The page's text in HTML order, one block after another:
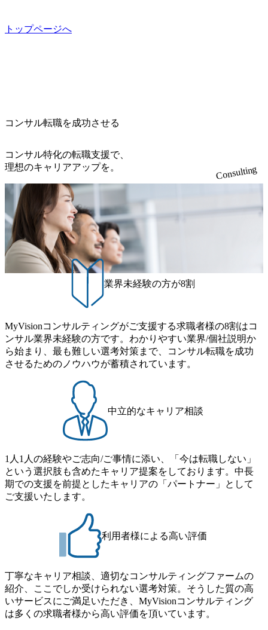
トップページへ
コンサル転職を成功させる
コンサル特化の転職支援で、
理想のキャリアアップを。
Consulting
業界未経験の方が8割
MyVisionコンサルティングがご支援する求職者様の8割はコ
ンサル業界未経験の方です。わかりやすい業界/個社説明か
ら始まり、最も難しい選考対策まで、コンサル転職を成功
させるためのノウハウが蓄積されています。
中立的なキャリア相談
1人1人の経験やご志向/ご事情に添い、「今は転職しない」
という選択肢も含めたキャリア提案をしております。中長
期での支援を前提としたキャリアの「パートナー」として
ご支援いたします。
利用者様による高い評価
丁寧なキャリア相談、適切なコンサルティングファームの
紹介、ここでしか受けられない選考対策。そうした質の高
いサービスにご満足いただき、MyVisionコンサルティング
は多くの求職者様から高い評価を頂いています。